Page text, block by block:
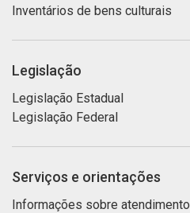
Inventários de bens culturais
Legislação
Legislação Estadual
Legislação Federal
Serviços e orientações
Informações sobre atendimento